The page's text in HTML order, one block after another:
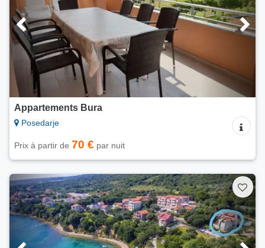
Appartements Bura
Posedarje
Prix à partir de 70 € par nuit